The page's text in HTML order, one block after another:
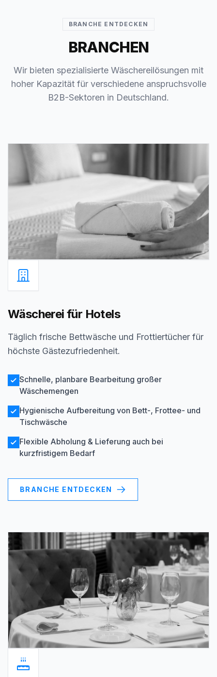
BRANCHE ENTDECKEN
BRANCHEN
Wir bieten spezialisierte Wäschereilösungen mit
hoher Kapazität für verschiedene anspruchsvolle
B2B-Sektoren in Deutschland.
Wäscherei für Hotels
Täglich frische Bettwäsche und Frottiertücher für
höchste Gästezufriedenheit.
Schnelle, planbare Bearbeitung großer
Wäschemengen
Hygienische Aufbereitung von Bett-, Frottee- und
Tischwäsche
Flexible Abholung & Lieferung auch bei
kurzfristigem Bedarf
BRANCHE ENTDECKEN